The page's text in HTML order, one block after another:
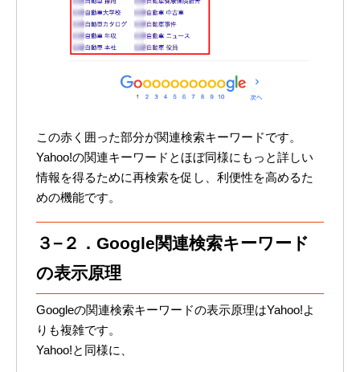
この赤く囲った部分が関連検索キーワードです。
Yahoo!の関連キーワードとほぼ同様にもっと詳しい
情報を得るために再検索を促し、利便性を高めるた
めの機能です。
３−２．Google関連検索キーワード
の表示原理
Googleの関連検索キーワードの表示原理はYahoo!よ
りも複雑です。
Yahoo!と同様に、